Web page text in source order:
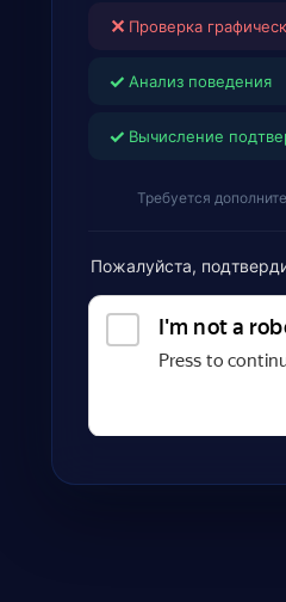
✕ Проверка
✓ Анализ поведения
✓ Вычисление
Требуется
Пожалуйста,